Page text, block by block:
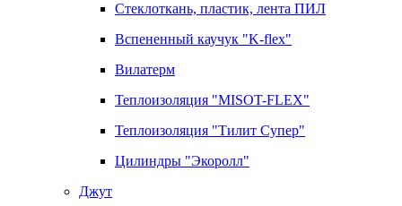
Стеклоткань, пластик, лента ПИЛ
Вспененный каучук "K-flex"
Вилатерм
Теплоизоляция "MISOT-FLEX"
Теплоизоляция "Тилит Супер"
Цилиндры "Экоролл"
Джут